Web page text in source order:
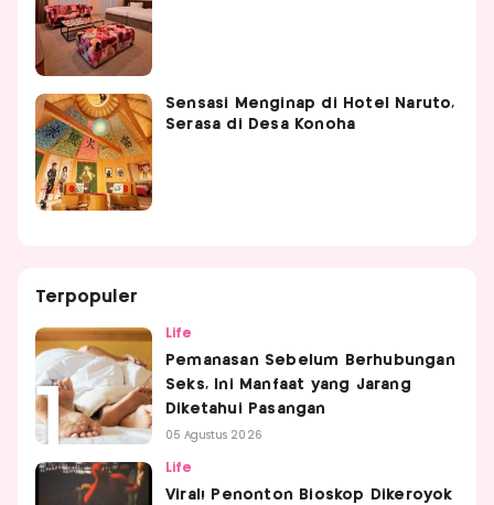
Sensasi Menginap di Hotel Naruto,
Serasa di Desa Konoha
Terpopuler
Life
Pemanasan Sebelum Berhubungan
Seks, Ini Manfaat yang Jarang
Diketahui Pasangan
05 Agustus 2026
Life
Viral! Penonton Bioskop Dikeroyok